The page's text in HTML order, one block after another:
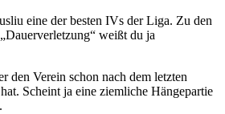
eine der besten IVs der Liga. Zu den
weißt du ja
den Verein schon nach dem letzten
Scheint ja eine ziemliche Hängepartie